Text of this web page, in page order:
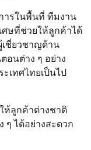
ารในพื้นที่ ทีมงาน
ศษที่ช่วยให้ลูกค้าได้
ชี่ยวชาญด้าน
อนต่าง ๆ อย่าง
เทศไทยเป็นไป
ห้ลูกค้าต่างชาติ
ๆ ได้อย่างสะดวก